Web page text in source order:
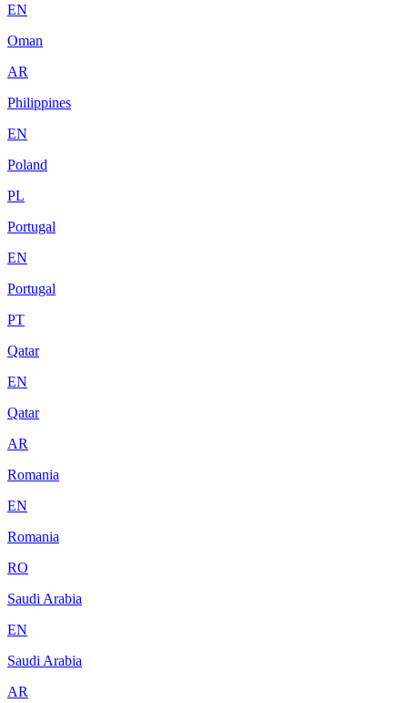
EN
Oman
AR
Philippines
EN
Poland
PL
Portugal
EN
Portugal
PT
Qatar
EN
Qatar
AR
Romania
EN
Romania
RO
Saudi Arabia
EN
Saudi Arabia
AR